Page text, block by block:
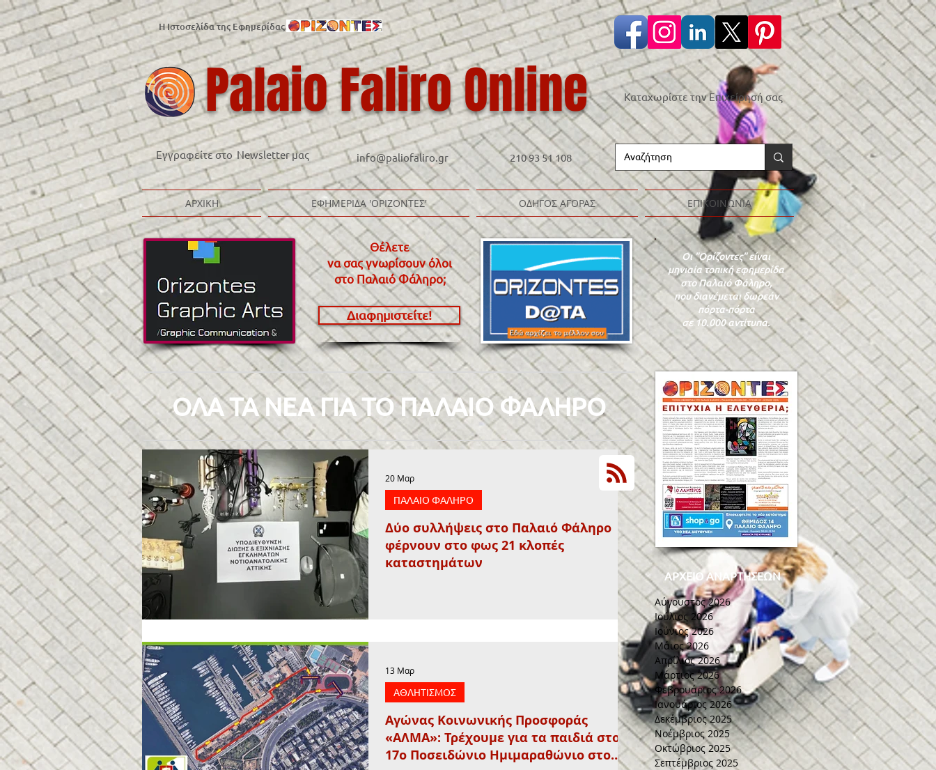
Η Ιστοσελίδα της Εφημερίδας
Palaio Faliro Online
info@paliofaliro.gr 210 93 51 108
Καταχωρίστε την Επιχείρησή σας
ΑΡΧΙΚΗ ΕΦΗΜΕΡΙΔΑ 'ΟΡΙΖΟΝΤΕΣ' ΟΔΗΓΟΣ ΑΓΟΡΑΣ ΕΠΙΚΟΙΝΩΝΙΑ
Εγγραφείτε στο Newsletter μας
Θέλετε
να σας γνωρίσουν όλοι
στο Παλαιό Φάληρο;
Διαφημιστείτε!
Οι "Ορίζοντες" είναι
μηνιαία τοπική εφημερίδα
στο Παλαιό Φάληρο,
που διανέμεται δωρεάν
πόρτα-πόρτα
σε 10.000 αντίτυπα.
ΟΛΑ ΤΑ ΝΕΑ ΓΙΑ ΤΟ ΠΑΛΑΙΟ ΦΑΛΗΡΟ
Δύο συλλήψεις στο Παλαιό Φάληρο
φέρνουν στο φως 21 κλοπές
καταστημάτων
ΠΑΛΑΙΟ ΦΑΛΗΡΟ
20 Μαρ
Αγώνας Κοινωνικής Προσφοράς
«ΑΛΜΑ»: Τρέχουμε για τα παιδιά στον
17ο Ποσειδώνιο Ημιμαραθώνιο στο
ΑΘΛΗΤΙΣΜΟΣ
13 Μαρ
ΑΡΧΕΙΟ ΑΝΑΡΤΗΣΕΩΝ
Αύγουστος 2026
Ιούλιος 2026
Ιούνιος 2026
Μάιος 2026
Απρίλιος 2026
Μάρτιος 2026
Φεβρουάριος 2026
Ιανουάριος 2026
Δεκέμβριος 2025
Νοέμβριος 2025
Οκτώβριος 2025
Σεπτέμβριος 2025